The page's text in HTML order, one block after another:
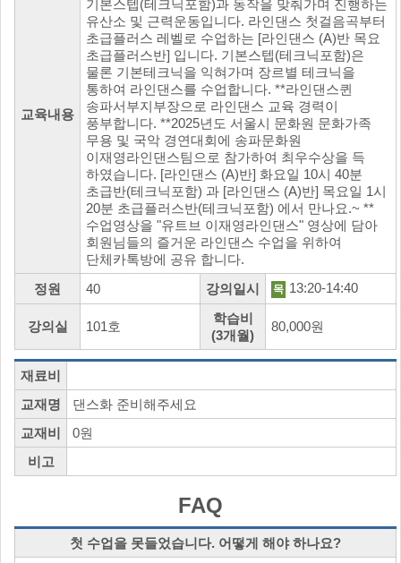
교육내용
기본스텝(테크닉포함)과 동작을 맞춰가며 진행하는
유산소 및 근력운동입니다. 라인댄스 첫걸음곡부터
초급플러스 레벨로 수업하는 [라인댄스 (A)반 목요
초급플러스반] 입니다. 기본스텝(테크닉포함)은
물론 기본테크닉을 익혀가며 장르별 테크닉을
통하여 라인댄스를 수업합니다. **라인댄스퀸
송파서부지부장으로 라인댄스 교육 경력이
풍부합니다. **2025년도 서울시 문화원 문화가족
무용 및 국악 경연대회에 송파문화원
이재영라인댄스팀으로 참가하여 최우수상을 득
하였습니다. [라인댄스 (A)반] 화요일 10시 40분
초급반(테크닉포함) 과 [라인댄스 (A)반] 목요일 1시
20분 초급플러스반(테크닉포함) 에서 만나요.~ **
수업영상을 "유트브 이재영라인댄스" 영상에 담아
회원님들의 즐거운 라인댄스 수업을 위하여
단체카톡방에 공유 합니다.
정원
40 강의일시 목 13:20-14:40
강의실 101호
학습비
(3개월)
80,000원
재료비
교재명
댄스화 준비해주세요
교재비
0원
비고
FAQ
첫 수업을 못들었습니다. 어떻게 해야 하나요?